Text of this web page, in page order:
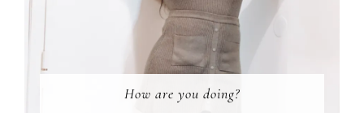
How are you doing?